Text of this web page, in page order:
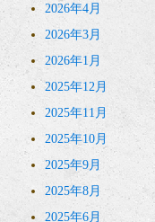
2026年4月
2026年3月
2026年1月
2025年12月
2025年11月
2025年10月
2025年9月
2025年8月
2025年6月